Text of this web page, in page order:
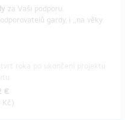
za Vaši podporu.
gardy i „na věky
€
)